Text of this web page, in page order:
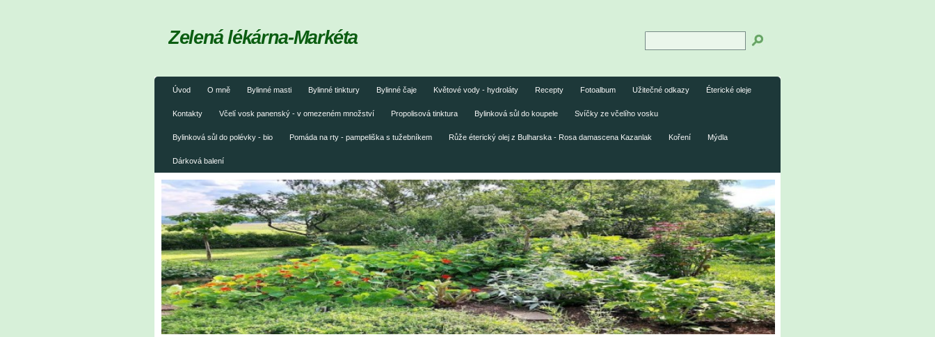
Úvod O mně Bylinné masti Bylinné tinktury Bylinné čaje Květové vody - hydroláty Recepty Fotoalbum Užitečné odkazy Éterické oleje
Kontakty Včelí vosk panenský - v omezeném množství Propolisová tinktura Bylinková sůl do koupele Svíčky ze včelího vosku
Bylinková sůl do polévky - bio Pomáda na rty - pampeliška s tužebníkem Růže éterický olej z Bulharska - Rosa damascena Kazanlak Koření Mýdla
Dárková balení
Zelená lékárna-Markéta